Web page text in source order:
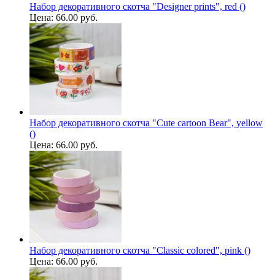
Набор декоративного скотча "Designer prints", red ()
Цена: 66.00 руб.
Набор декоративного скотча "Cute cartoon Bear", yellow
()
Цена: 66.00 руб.
Набор декоративного скотча "Classic colored", pink ()
Цена: 66.00 руб.